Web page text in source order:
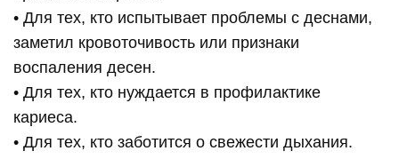
• Для тех, кто испытывает проблемы с деснами,
заметил кровоточивость или признаки
воспаления десен.
• Для тех, кто нуждается в профилактике
кариеса.
• Для тех, кто заботится о свежести дыхания.